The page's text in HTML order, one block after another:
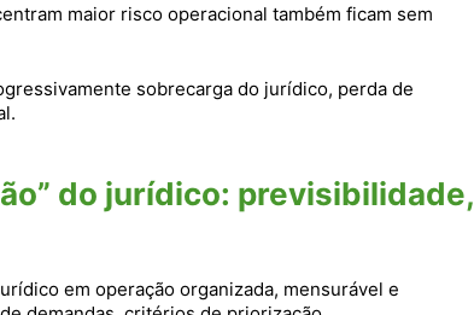
maior risco operacional também ficam sem
sobrecarga do jurídico, perda de
do jurídico: previsibilidade,
em operação organizada, mensurável e